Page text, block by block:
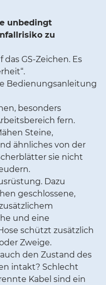
unbedingt
zu
GS-Zeichen. Es
Bedienungsanleitung
besonders
fern.
Steine,
ähnliches von der
sie nicht
Dazu
geschlossene,
und eine
schützt zusätzlich
Zweige.
den Zustand des
intakt? Schlecht
Kabel sind ein